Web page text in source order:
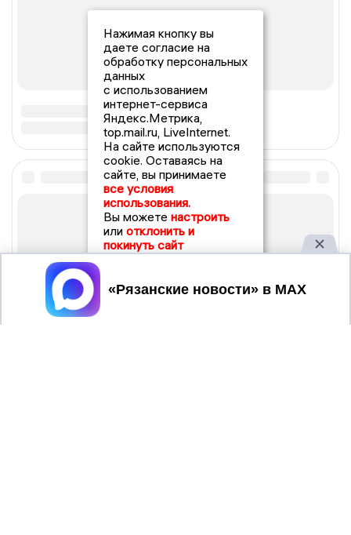
Нажимая кнопку вы
даете согласие на
обработку персональных
данных
с использованием
интернет-сервиса
Яндекс.Метрика,
top.mail.ru, LiveInternet.
На сайте используются
cookie. Оставаясь на
сайте, вы принимаете
все условия
использования.
Вы можете настроить
или отклонить и
покинуть сайт
Принять